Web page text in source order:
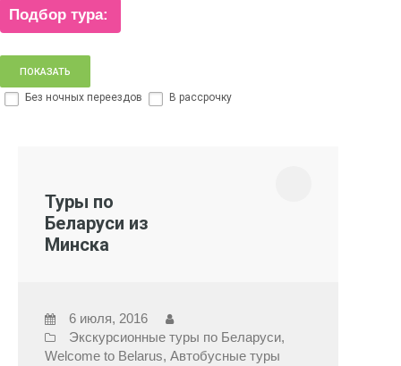
Подбор тура:
Без ночных переездов В рассрочку
Туры по
Беларуси из
Минска
6 июля, 2016
Экскурсионные туры по Беларуси,
Welcome to Belarus, Автобусные туры